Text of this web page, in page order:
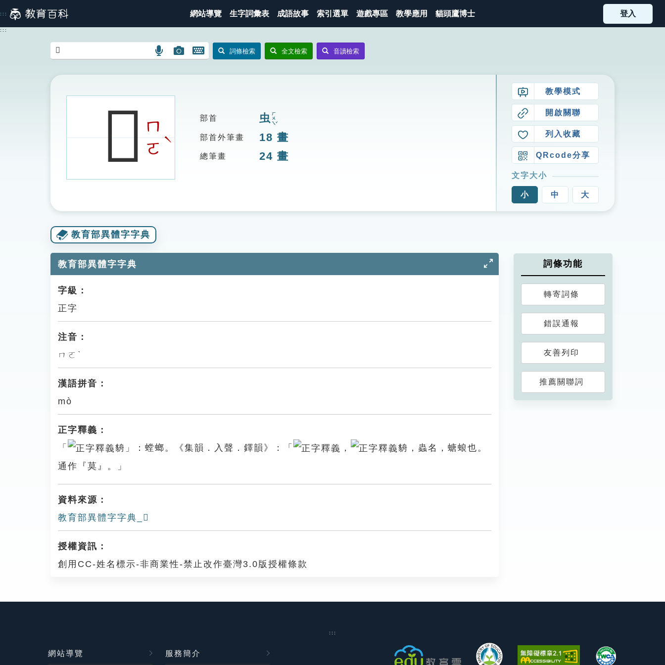
到
主
::: 網站導覽 生字詞彙表 成語故事 索引選單 遊戲專區 教學應用 貓頭鷹博士 登入
:::
語
搜
圖
圖
搜
開
鍵
詞條檢索 全文檢索 音讀檢索
𧕤ㄇ
ㄛ
ˋ
部首 虫ㄏㄨㄟˇ
部首外筆畫 18 畫
總筆畫 24 畫
教學模式
開啟關聯
列入收藏
QRcode分享
文字大小
小 中 大
教育部異體字字典
教育部異體字字典
字級：
正字
注音：
ㄇㄛˋ
漢語拼音：
mò
正字釋義：
「
貈」：螳螂。《集韻．入聲．鐸韻》：「 ，
貈，蟲名，螗蜋也。
通作『莫』。」
資料來源：
教育部異體字字典_𧕤
授權資訊：
創用CC-姓名標示-非商業性-禁止改作臺灣3.0版授權條款
詞條功能
轉寄詞條
錯誤通報
友善列印
推薦關聯詞
:::
網站導覽 服務簡介